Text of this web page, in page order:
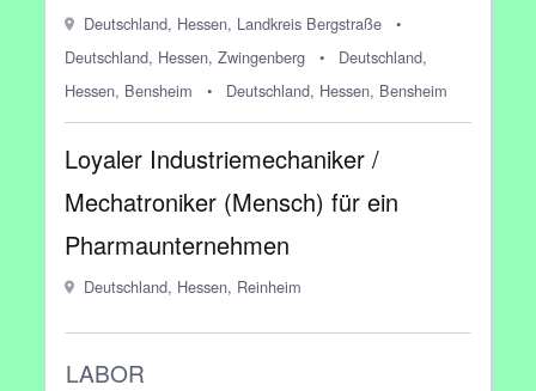
Deutschland, Hessen, Landkreis Bergstraße
•
Deutschland, Hessen, Zwingenberg
•
Deutschland,
Hessen, Bensheim
• Deutschland, Hessen, Bensheim
Loyaler Industriemechaniker /
Mechatroniker (Mensch) für ein
Pharmaunternehmen
Deutschland, Hessen, Reinheim
LABOR